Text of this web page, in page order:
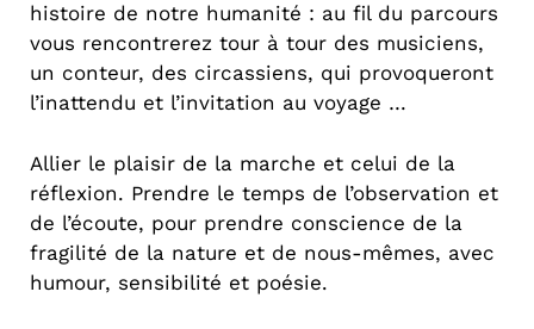
histoire de notre humanité : au fil du parcours
vous rencontrerez tour à tour des musiciens,
un conteur, des circassiens, qui provoqueront
l’inattendu et l’invitation au voyage …
Allier le plaisir de la marche et celui de la
réflexion. Prendre le temps de l’observation et
de l’écoute, pour prendre conscience de la
fragilité de la nature et de nous-mêmes, avec
humour, sensibilité et poésie.